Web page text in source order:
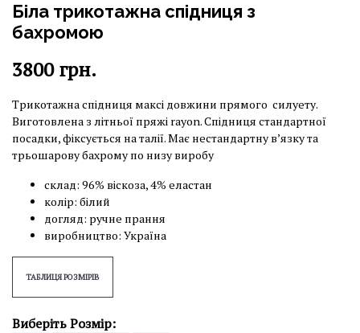
Біла трикотажна спідниця з
бахромою
3800грн.
Трикотажна спідниця максі довжини прямого силуету.
Виготовлена з літньої пряжі rayon. Спідниця стандартної
посадки, фіксується на талії. Має нестандартну вʼязку та
трьошарову бахрому по низу виробу
склад: 96% віскоза, 4% еластан
колір: білий
догляд: ручне прання
виробництво: Україна
ТАБЛИЦЯ РОЗМІРІВ
Виберіть Розмір: